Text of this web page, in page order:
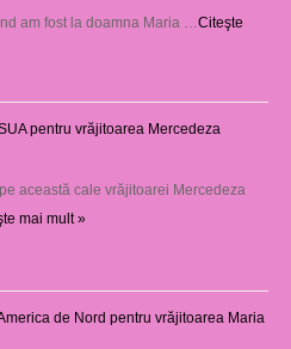
am fost la doamna Maria … Citeşte
pentru vrăjitoarea Mercedeza
această cale vrăjitoarei Mercedeza
mai mult »
de Nord pentru vrăjitoarea Maria